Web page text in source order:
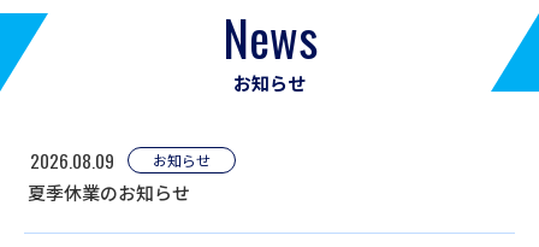
News
お知らせ
2026.08.09 お知らせ
夏季休業のお知らせ